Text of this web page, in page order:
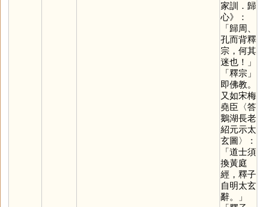
家訓．歸
心》：
「歸周、
孔而背釋
宗，何其
迷也！」
「釋宗」
即佛教。
又如宋梅
堯臣〈答
鵝湖長老
紹元示太
玄圖〉：
「道士須
換黃庭
經，釋子
自明太玄
辭。」